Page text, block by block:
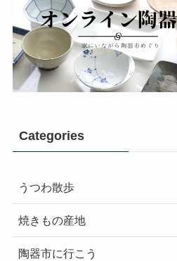
Categories
うつわ散歩
焼きもの産地
陶器市に行こう